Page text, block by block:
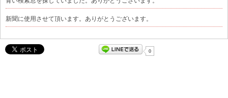
新聞に使用させて頂います。ありがとうございます。
0